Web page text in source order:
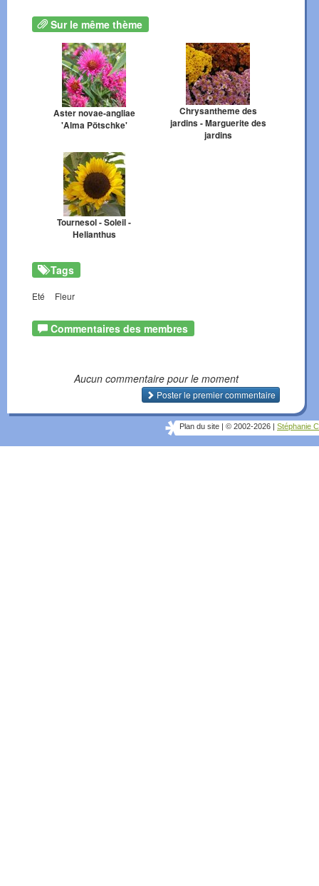
Sur le même thème
Aster novae-angliae
'Alma Pötschke'
Chrysantheme des
jardins - Marguerite des
jardins
Tournesol - Soleil -
Helianthus
Tags
Eté Fleur
Commentaires des membres
Aucun commentaire pour le moment
Poster le premier commentaire
Plan du site © 2002-2026 Stéphanie C